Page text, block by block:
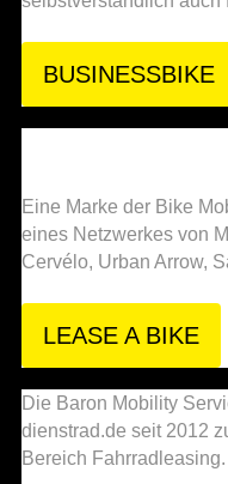
BUSINESSBIKE
Eine Marke der Bike
eines Netzwerkes von
Cervélo, Urban Arrow,
LEASE A BIKE
Die Baron Mobility
dienstrad.de seit 2012
Bereich Fahrradleasing.